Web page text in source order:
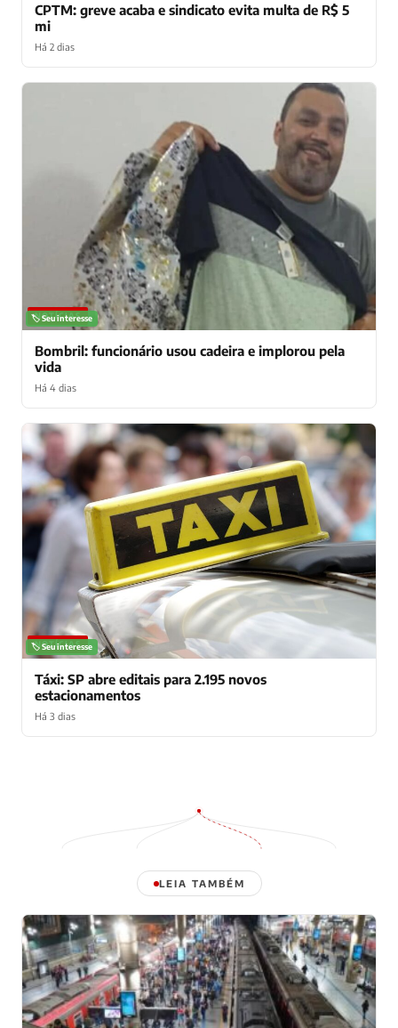
CPTM: greve acaba e sindicato evita multa de R$ 5
mi
Há 2 dias
NOTÍCIAS
🏷️ Seu interesse
Bombril: funcionário usou cadeira e implorou pela
vida
Há 4 dias
NOTÍCIAS
🏷️ Seu interesse
Táxi: SP abre editais para 2.195 novos
estacionamentos
Há 3 dias
LEIA TAMBÉM